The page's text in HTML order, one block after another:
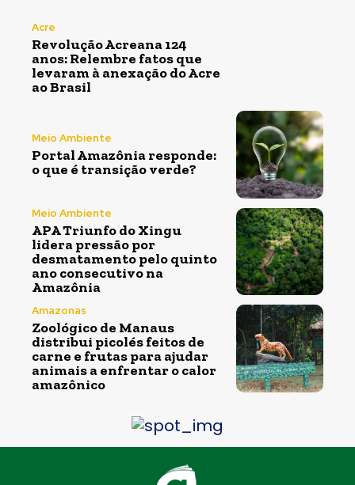
Acre
Revolução Acreana 124
anos: Relembre fatos que
levaram à anexação do Acre
ao Brasil
Meio Ambiente
Portal Amazônia responde:
o que é transição verde?
Meio Ambiente
APA Triunfo do Xingu
lidera pressão por
desmatamento pelo quinto
ano consecutivo na
Amazônia
Amazonas
Zoológico de Manaus
distribui picolés feitos de
carne e frutas para ajudar
animais a enfrentar o calor
amazônico